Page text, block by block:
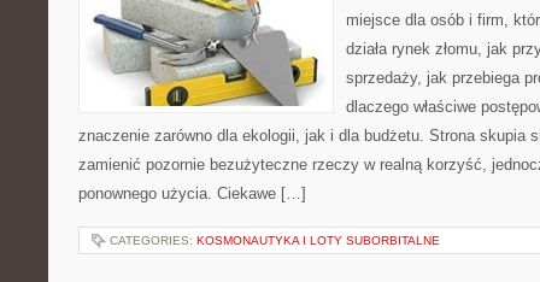
miejsce dla osób i firm,
działa rynek złomu, jak
sprzedaży, jak przebiega
dlaczego właściwe
znaczenie zarówno dla ekologii, jak i dla budżetu. Strona skupia
zamienić pozornie bezużyteczne rzeczy w realną korzyść,
ponownego użycia. Ciekawe […]
CATEGORIES: KOSMONAUTYKA I LOTY SUBORBITALNE